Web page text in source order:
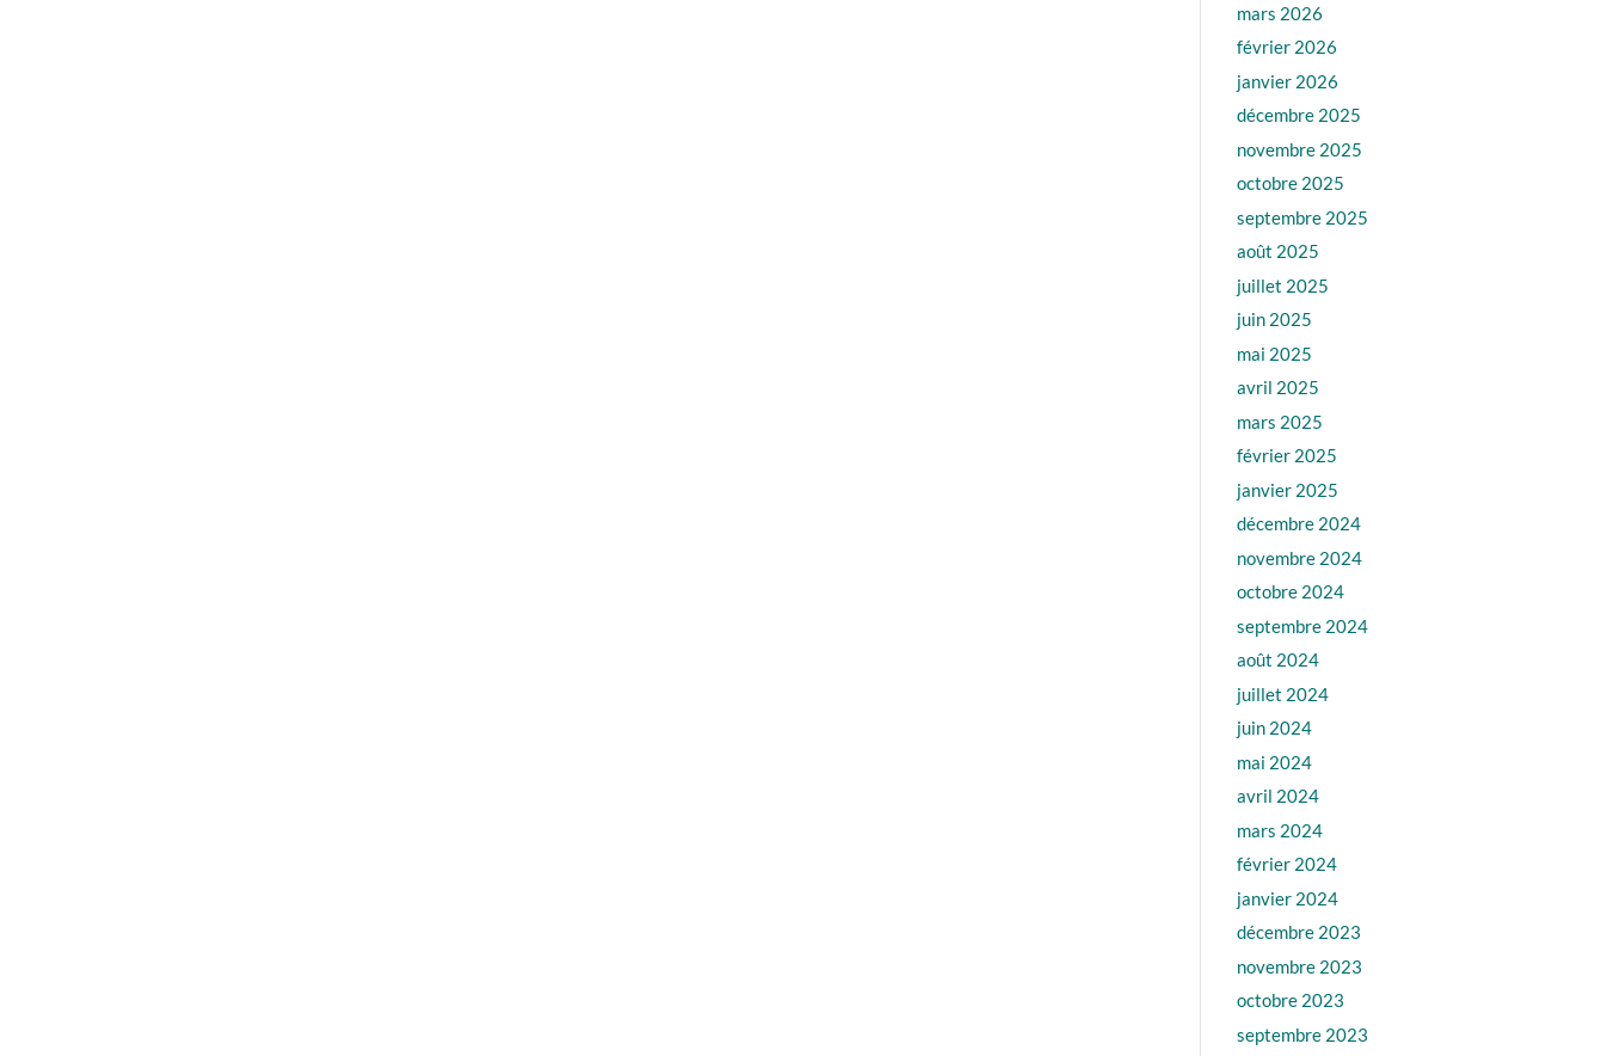
mars 2026
février 2026
janvier 2026
décembre 2025
novembre 2025
octobre 2025
septembre 2025
août 2025
juillet 2025
juin 2025
mai 2025
avril 2025
mars 2025
février 2025
janvier 2025
décembre 2024
novembre 2024
octobre 2024
septembre 2024
août 2024
juillet 2024
juin 2024
mai 2024
avril 2024
mars 2024
février 2024
janvier 2024
décembre 2023
novembre 2023
octobre 2023
septembre 2023